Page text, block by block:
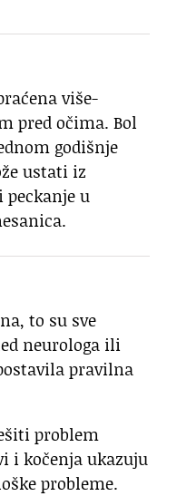
više-
pred očima. Bol
godišnje
ustati iz
peckanje u
to su sve
neurologa ili
pravilna
problem
i kočenja ukazuju
probleme.